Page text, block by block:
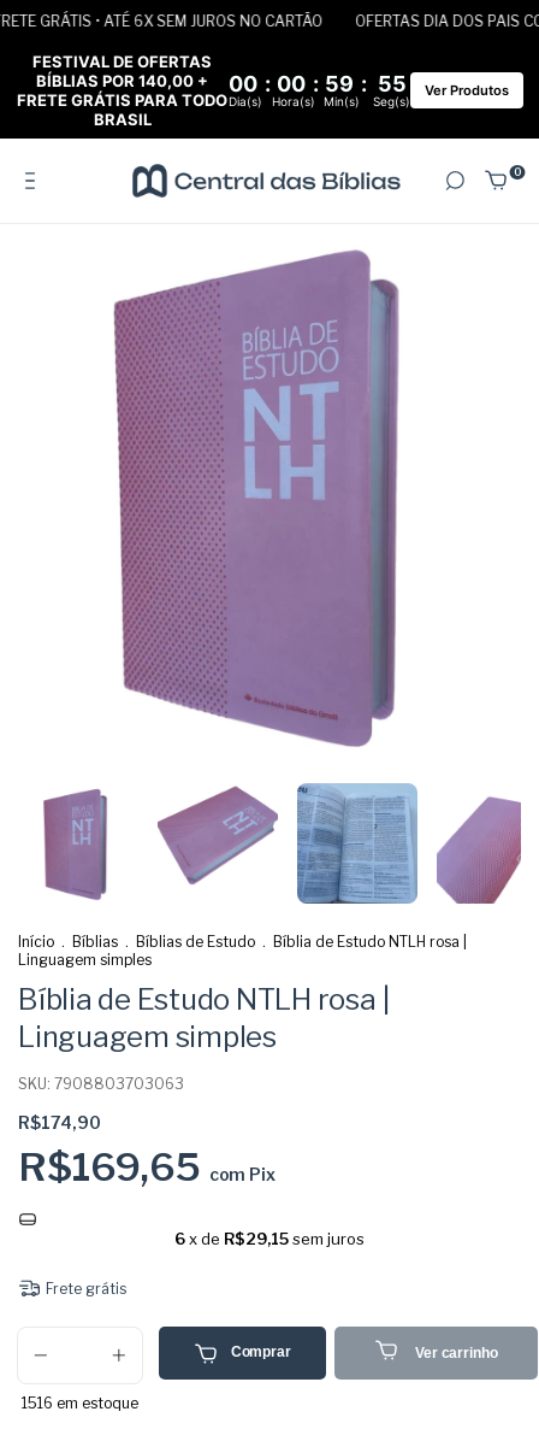
GRÁTIS • ATÉ 6X SEM JUROS NO CARTÃO OFERTAS DIA DOS PAIS
FESTIVAL DE OFERTAS
BÍBLIAS POR 140,00 +
FRETE GRÁTIS PARA TODO
BRASIL
00 : 00 : 59 : 55
Dia(s) Hora(s) Min(s) Seg(s)
Ver Produtos
0
Início . Bíblias . Bíblias de Estudo . Bíblia de Estudo NTLH rosa |
Linguagem simples
Bíblia de Estudo NTLH rosa |
Linguagem simples
SKU: 7908803703063
R$174,90
R$169,65 com Pix
6x de R$29,15sem juros
Frete grátis
1516 em estoque
Comprar Ver carrinho